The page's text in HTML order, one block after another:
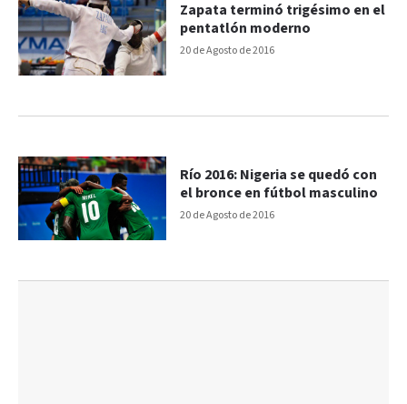
20 de Agosto de 2016
Zapata terminó trigésimo en el
pentatlón moderno
20 de Agosto de 2016
Río 2016: Nigeria se quedó con
el bronce en fútbol masculino